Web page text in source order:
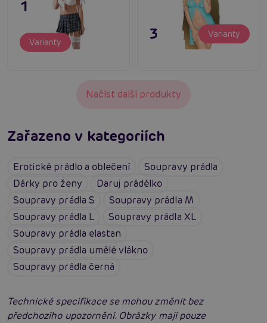
1 095 Kč
Varianty 395 Kč Varianty
Načíst další produkty
Zařazeno v kategoriích
Erotické prádlo a oblečení
Soupravy prádla
Dárky pro ženy
Daruj prádélko
Soupravy prádla S
Soupravy prádla M
Soupravy prádla L
Soupravy prádla XL
Soupravy prádla elastan
Soupravy prádla umělé vlákno
Soupravy prádla černá
Technické specifikace se mohou změnit bez
předchozího upozornění. Obrázky mají pouze